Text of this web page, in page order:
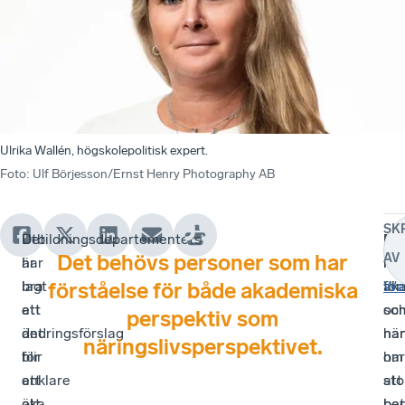
Ulrika Wallén, högskolepolitisk expert.
Foto: Ulf Börjesson/Ernst Henry Photography AB
Utbildningsdepartementets
har
lagt
ett
ändringsförslag
för
att
Det
är
bra
att
det
blir
enklare
Det behövs personer som har
förståelse för både akademiska
perspektiv som
näringslivsperspektivet.
har
om
att
AV